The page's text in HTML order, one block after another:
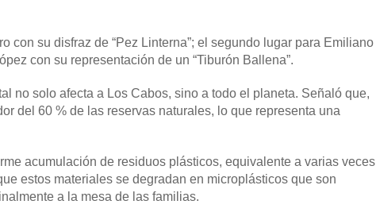
con su disfraz de “Pez Linterna”; el segundo lugar para Emiliano
con su representación de un “Tiburón Ballena”.
no solo afecta a Los Cabos, sino a todo el planeta. Señaló que,
del 60 % de las reservas naturales, lo que representa una
acumulación de residuos plásticos, equivalente a varias veces
estos materiales se degradan en microplásticos que son
a la mesa de las familias.